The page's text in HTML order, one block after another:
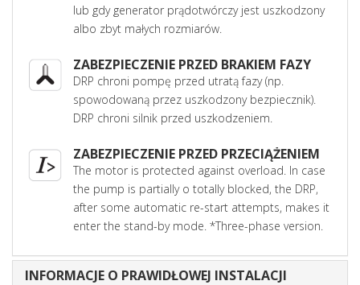
lub gdy generator prądotwórczy jest uszkodzony
albo zbyt małych rozmiarów.
ZABEZPIECZENIE PRZED BRAKIEM FAZY
DRP chroni pompę przed utratą fazy (np.
spowodowaną przez uszkodzony bezpiecznik).
DRP chroni silnik przed uszkodzeniem.
ZABEZPIECZENIE PRZED PRZECIĄŻENIEM
The motor is protected against overload. In case
the pump is partially o totally blocked, the DRP,
after some automatic re-start attempts, makes it
enter the stand-by mode. *Three-phase version.
INFORMACJE O PRAWIDŁOWEJ INSTALACJI